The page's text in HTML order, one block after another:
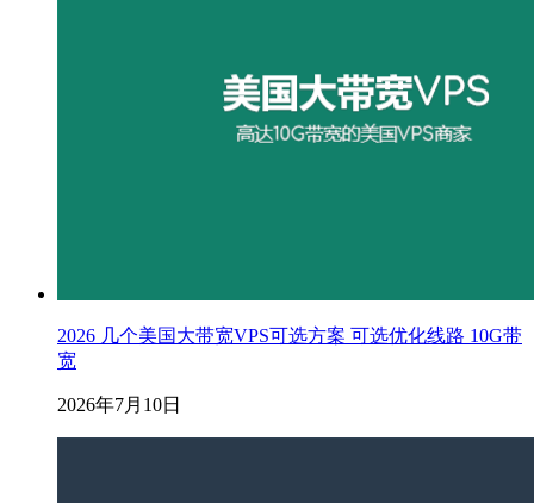
2026 几个美国大带宽VPS可选方案 可选优化线路 10G带
宽
2026年7月10日